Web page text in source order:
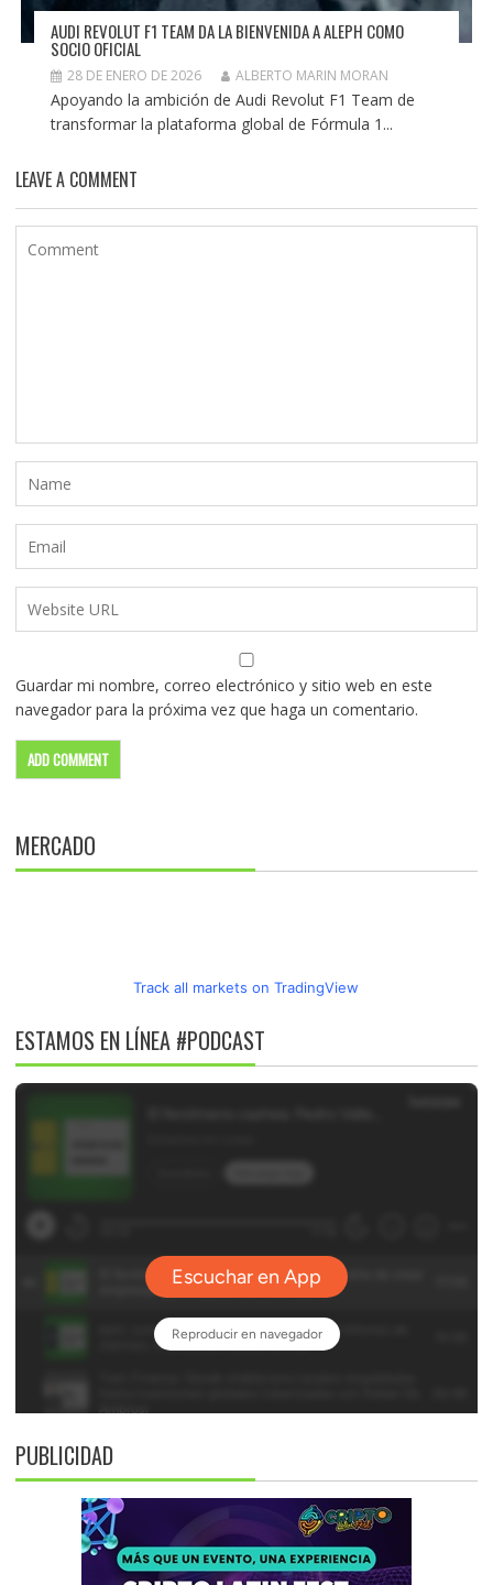
AUDI REVOLUT F1 TEAM DA LA BIENVENIDA A ALEPH COMO
SOCIO OFICIAL
28 DE ENERO DE 2026 ALBERTO MARIN MORAN
Apoyando la ambición de Audi Revolut F1 Team de
transformar la plataforma global de Fórmula 1...
LEAVE A COMMENT
Guardar mi nombre, correo electrónico y sitio web en este
navegador para la próxima vez que haga un comentario.
MERCADO
Track all markets on TradingView
ESTAMOS EN LÍNEA #PODCAST
PUBLICIDAD